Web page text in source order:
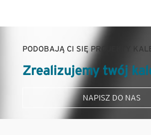
PODOBAJĄ CI SIĘ PROJEKTY
Zrealizujemy twój
NAPISZ DO NAS